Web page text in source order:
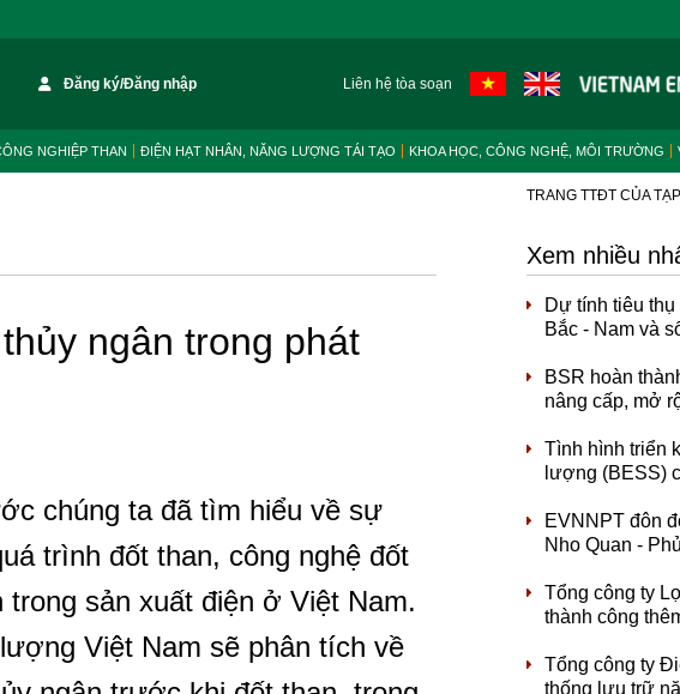
Đăng ký/Đăng nhập Liên hệ tòa soạn
NGHIỆP THAN ĐIỆN HẠT NHÂN, NĂNG LƯỢNG TÁI TẠO KHOA HỌC, CÔNG NGHỆ, MÔI TRƯỜNG
TRANG TTĐT CỦA
ngân trong phát
chúng ta đã tìm hiểu về sự
trình đốt than, công nghệ đốt
sản xuất điện ở Việt Nam.
Việt Nam sẽ phân tích về
Xem nhiều
Dự tính tiêu
Bắc - Nam và
BSR hoàn
nâng cấp, mở
Tình hình triển
lượng (BESS)
EVNNPT đôn
Nho Quan -
Tổng công ty
thành công
Tổng công ty
thống lưu trữ